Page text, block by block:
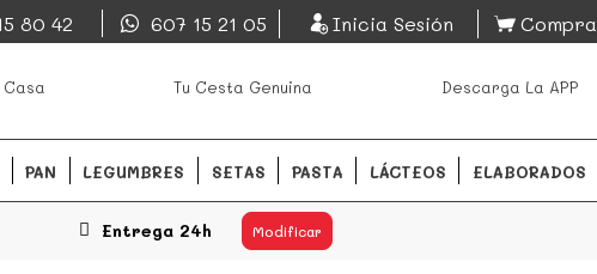
mercados de
EsDeMercado.com
Barcelona y de productores locales.
80 42 607 15 21 05 Inicia Sesión Compra
Tu Cesta Genuina Descarga La APP
PAN LEGUMBRES SETAS PASTA LÁCTEOS ELABORADOS
Entrega 24h Modificar